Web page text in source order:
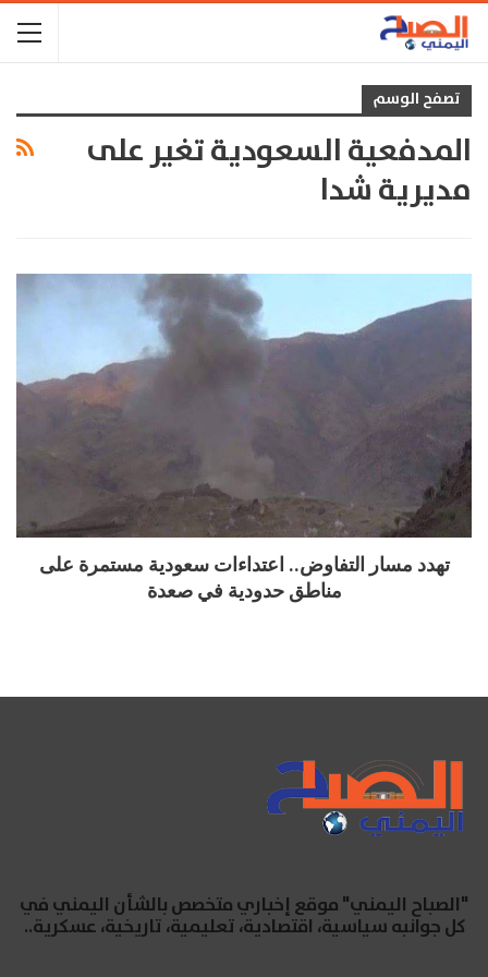
تصفح الوسم
المدفعية السعودية تغير على
مديرية شدا
تهدد مسار التفاوض.. اعتداءات سعودية مستمرة على
مناطق حدودية في صعدة
"الصباح اليمني" موقع إخباري متخصص بالشأن اليمني في
كل جوانبه سياسية، اقتصادية، تعليمية، تاريخية، عسكرية..